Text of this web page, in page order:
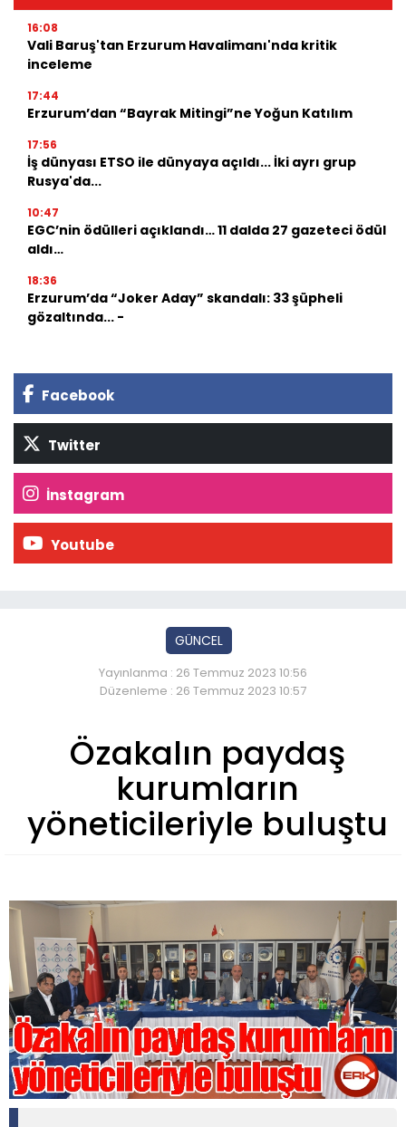
16:08
Vali Baruş'tan Erzurum Havalimanı'nda kritik
inceleme
17:44
Erzurum’dan “Bayrak Mitingi”ne Yoğun Katılım
17:56
İş dünyası ETSO ile dünyaya açıldı... İki ayrı grup
Rusya'da...
10:47
EGC’nin ödülleri açıklandı… 11 dalda 27 gazeteci ödül
aldı…
18:36
Erzurum’da “Joker Aday” skandalı: 33 şüpheli
gözaltında... -
Facebook
Twitter
İnstagram
Youtube
GÜNCEL
Yayınlanma : 26 Temmuz 2023 10:56
Düzenleme : 26 Temmuz 2023 10:57
Özakalın paydaş
kurumların
yöneticileriyle buluştu